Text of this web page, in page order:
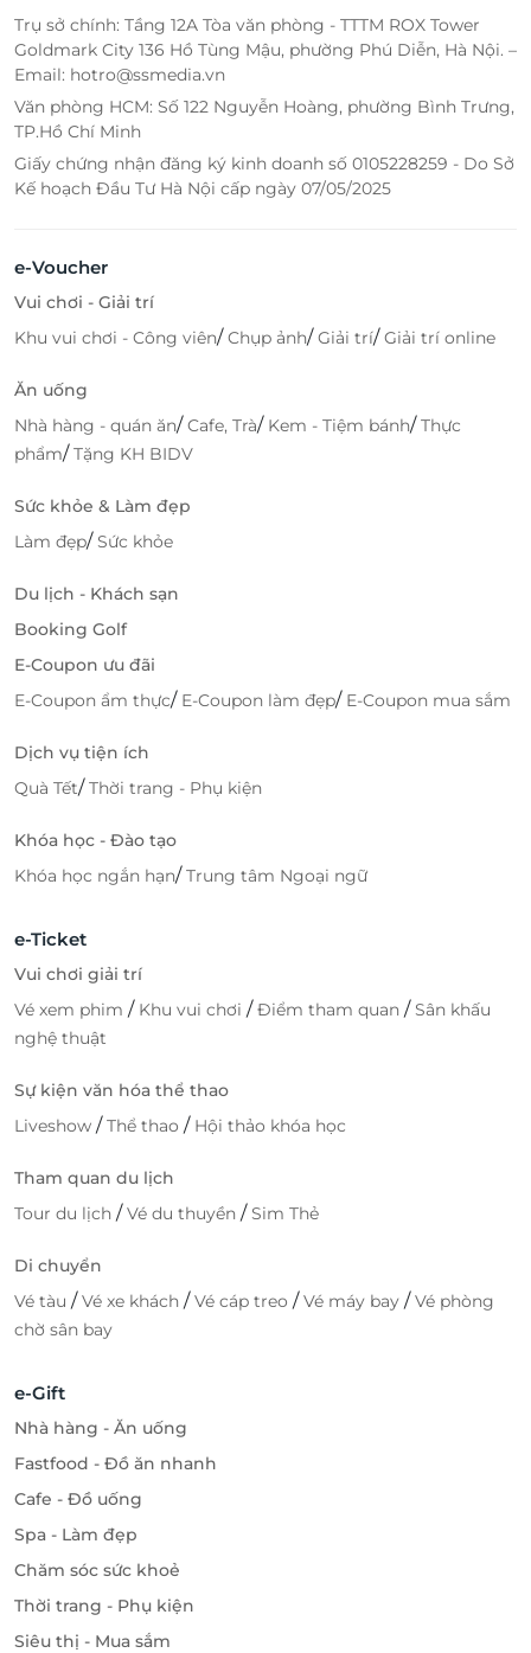
Trụ sở chính: Tầng 12A Tòa văn phòng - TTTM ROX Tower
Goldmark City 136 Hồ Tùng Mậu, phường Phú Diễn, Hà Nội. –
Email: hotro@ssmedia.vn
Văn phòng HCM: Số 122 Nguyễn Hoàng, phường Bình Trưng,
TP.Hồ Chí Minh
Giấy chứng nhận đăng ký kinh doanh số 0105228259 - Do Sở
Kế hoạch Đầu Tư Hà Nội cấp ngày 07/05/2025
e-Voucher
Vui chơi - Giải trí
Khu vui chơi - Công viên/Chụp ảnh/Giải trí/Giải trí online
Ăn uống
Nhà hàng - quán ăn/Cafe, Trà/ Kem - Tiệm bánh/Thực
phẩm/Tặng KH BIDV
Sức khỏe & Làm đẹp
Làm đẹp/Sức khỏe
Du lịch - Khách sạn
Booking Golf
E-Coupon ưu đãi
E-Coupon ẩm thực/ E-Coupon làm đẹp/ E-Coupon mua sắm
Dịch vụ tiện ích
Quà Tết/Thời trang - Phụ kiện
Khóa học - Đào tạo
Khóa học ngắn hạn/Trung tâm Ngoại ngữ
e-Ticket
Vui chơi giải trí
Vé xem phim / Khu vui chơi /Điểm tham quan /Sân khấu
nghệ thuật
Sự kiện văn hóa thể thao
Liveshow /Thể thao / Hội thảo khóa học
Tham quan du lịch
Tour du lịch /Vé du thuyền /Sim Thẻ
Di chuyển
Vé tàu /Vé xe khách /Vé cáp treo /Vé máy bay /Vé phòng
chờ sân bay
e-Gift
Nhà hàng - Ăn uống
Fastfood - Đồ ăn nhanh
Cafe - Đồ uống
Spa - Làm đẹp
Chăm sóc sức khoẻ
Thời trang - Phụ kiện
Siêu thị - Mua sắm